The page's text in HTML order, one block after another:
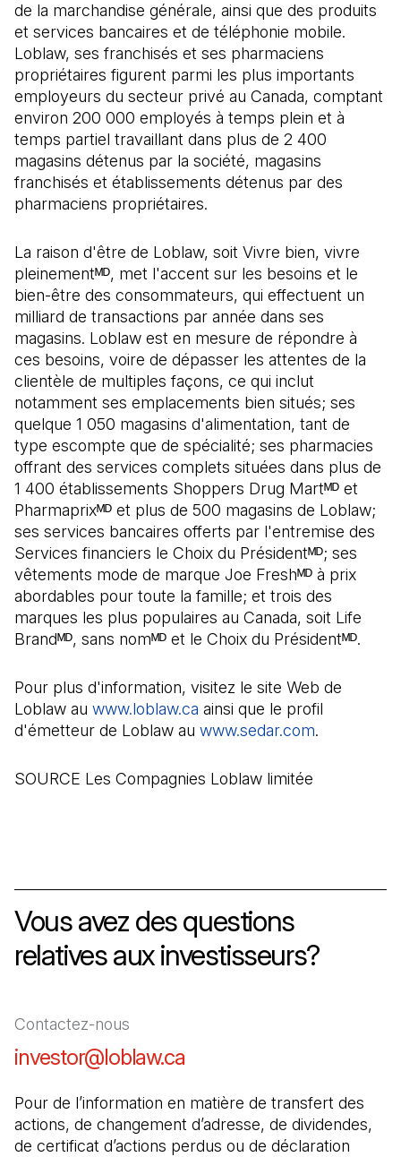
de la marchandise générale, ainsi que des produits
et services bancaires et de téléphonie mobile.
Loblaw, ses franchisés et ses pharmaciens
propriétaires figurent parmi les plus importants
employeurs du secteur privé au Canada, comptant
environ 200 000 employés à temps plein et à
temps partiel travaillant dans plus de 2 400
magasins détenus par la société, magasins
franchisés et établissements détenus par des
pharmaciens propriétaires.
La raison d'être de Loblaw, soit Vivre bien, vivre
pleinementᴹᴰ, met l'accent sur les besoins et le
bien-être des consommateurs, qui effectuent un
milliard de transactions par année dans ses
magasins. Loblaw est en mesure de répondre à
ces besoins, voire de dépasser les attentes de la
clientèle de multiples façons, ce qui inclut
notamment ses emplacements bien situés; ses
quelque 1 050 magasins d'alimentation, tant de
type escompte que de spécialité; ses pharmacies
offrant des services complets situées dans plus de
1 400 établissements Shoppers Drug Martᴹᴰ et
Pharmaprixᴹᴰ et plus de 500 magasins de Loblaw;
ses services bancaires offerts par l'entremise des
Services financiers le Choix du Présidentᴹᴰ; ses
vêtements mode de marque Joe Freshᴹᴰ à prix
abordables pour toute la famille; et trois des
marques les plus populaires au Canada, soit Life
Brandᴹᴰ, sans nomᴹᴰ et le Choix du Présidentᴹᴰ.
Pour plus d'information, visitez le site Web de
Loblaw au www.loblaw.ca (Il s'ouvre dans un nouvel
ainsi que le profil
d'émetteur de Loblaw au www.sedar.com(Il s'ouvre
.
SOURCE Les Compagnies Loblaw limitée
Vous avez des questions
relatives aux investisseurs?
Contactez-nous
investor@loblaw.ca
Pour de l’information en matière de transfert des
actions, de changement d’adresse, de dividendes,
de certificat d’actions perdus ou de déclaration